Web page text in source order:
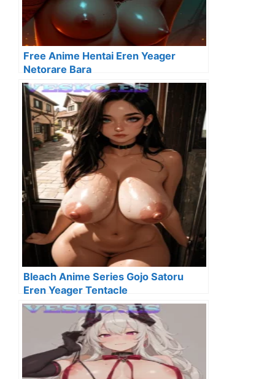
Free Anime Hentai Eren Yeager
Netorare Bara
Bleach Anime Series Gojo Satoru
Eren Yeager Tentacle